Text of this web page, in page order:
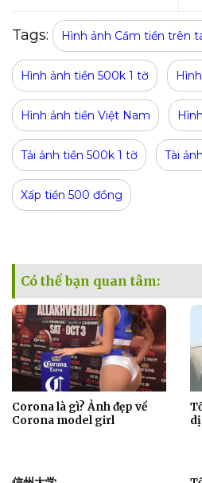
Tags: Hình ảnh Cầm tiền trên
Hình ảnh tiền 500k 1 tờ
Hình ảnh tiền Việt Nam
Tải ảnh tiền 500k 1 tờ Tài
Xấp tiền 500 đồng
Có thể bạn quan tâm:
Corona là gì? Ảnh đẹp về
Corona model girl